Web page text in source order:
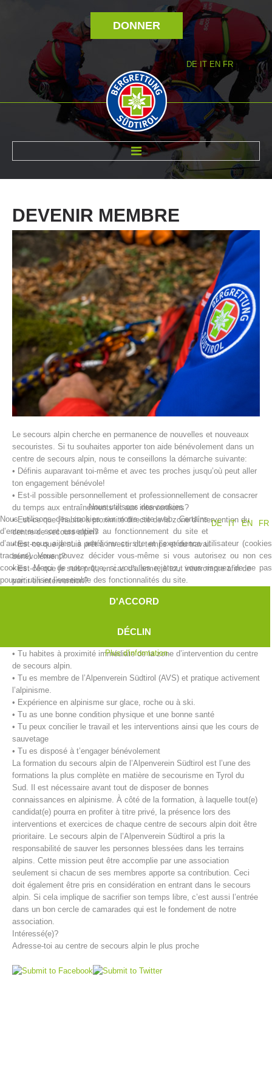
DONNER
DE IT EN FR
Centres de secours
DEVENIR MEMBRE
Le secours alpin cherche en permanence de nouvelles et nouveaux
secouristes. Si tu souhaites apporter ton aide bénévolement dans un
centre de secours alpin, nous te conseillons la démarche suivante:
• Définis auparavant toi-même et avec tes proches jusqu’où peut aller
ton engagement bénévole!
• Est-il possible personnellement et professionnellement de consacrer
du temps aux entraînements et aux interventions?
• Est-ce que j’habite à proximité directe de la zone d’intervention du
centre de secours alpin?
• Est-ce que je suis prêt à investir du temps et du travail
bénévolement?
• Est-ce que je suis prêt, en cas d’alarme, à tout interrompre afin de
partir en intervention?
des personnes en détresse?
Nos exigences pour le/la secouriste:
• Tu habites à proximité immédiate de la zone d’intervention du centre
de secours alpin.
• Tu es membre de l’Alpenverein Südtirol (AVS) et pratique activement
l’alpinisme.
• Expérience en alpinisme sur glace, roche ou à ski.
• Tu as une bonne condition physique et une bonne santé
• Tu peux concilier le travail et les interventions ainsi que les cours de
sauvetage
• Tu es disposé à t’engager bénévolement
La formation du secours alpin de l’Alpenverein Südtirol est l’une des
formations la plus complète en matière de secourisme en Tyrol du
Sud. Il est nécessaire avant tout de disposer de bonnes
connaissances en alpinisme. À côté de la formation, à laquelle tout(e)
candidat(e) pourra en profiter à titre privé, la présence lors des
interventions et exercices de chaque centre de secours alpin doit être
prioritaire. Le secours alpin de l’Alpenverein Südtirol a pris la
responsabilité de sauver les personnes blessées dans les terrains
alpins. Cette mission peut être accomplie par une association
seulement si chacun de ses membres apporte sa contribution. Ceci
doit également être pris en considération en entrant dans le secours
alpin. Si cela implique de sacrifier son temps libre, c’est aussi l’entrée
dans un bon cercle de camarades qui est le fondement de notre
association.
Intéressé(e)?
Adresse-toi au centre de secours alpin le plus proche
Nous utilisons des cookies
DE
IT EN FR
Nous utilisons des cookies sur notre site web. Certains
d’entre eux sont essentiels au fonctionnement du site et
d’autres nous aident à améliorer ce site et l’expérience utilisateur (cookies
traceurs). Vous pouvez décider vous-même si vous autorisez ou non ces
cookies. Merci de noter que, si vous les rejetez, vous risquez de ne pas
pouvoir utiliser l’ensemble des fonctionnalités du site.
D'ACCORD
DÉCLIN
Plus d'information